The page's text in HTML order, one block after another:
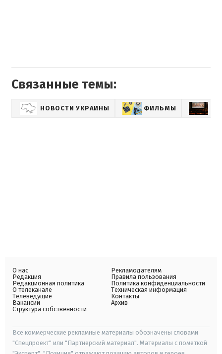
Связанные темы:
НОВОСТИ УКРАИНЫ ФИЛЬМЫ
О нас
Редакция
Редакционная политика
О телеканале
Телеведущие
Вакансии
Структура собственности
Рекламодателям
Правила пользования
Политика конфиденциальности
Техническая информация
Контакты
Архив
Все коммерческие рекламные материалы обозначены словами
"Спецпроект" или "Партнерский материал". Материалы с пометкой